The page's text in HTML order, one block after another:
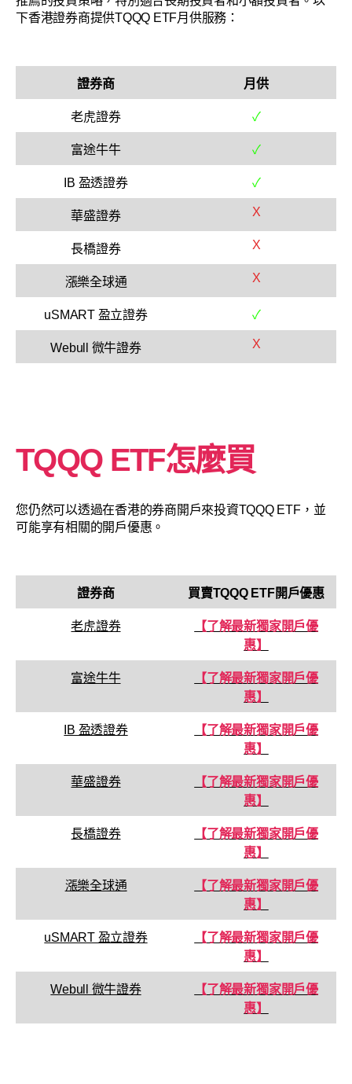
下香港證券商提供TQQQ ETF月供服務：
證券商 月供
老虎證券 ✓
富途牛牛 ✓
IB 盈透證券 ✓
華盛證券 X
長橋證券 X
漲樂全球通 X
uSMART 盈立證券 ✓
Webull 微牛證券 X
TQQQ ETF怎麼買
您仍然可以透過在香港的券商開戶來投資TQQQ ETF，並
可能享有相關的開戶優惠。
證券商 買賣TQQQ ETF開戶優惠
老虎證券
【了解最新獨家開戶優
惠】
富途牛牛
【了解最新獨家開戶優
惠】
IB 盈透證券
【了解最新獨家開戶優
惠】
華盛證券
【了解最新獨家開戶優
惠】
長橋證券
【了解最新獨家開戶優
惠】
漲樂全球通
【了解最新獨家開戶優
惠】
uSMART 盈立證券
【了解最新獨家開戶優
惠】
Webull 微牛證券
【了解最新獨家開戶優
惠】